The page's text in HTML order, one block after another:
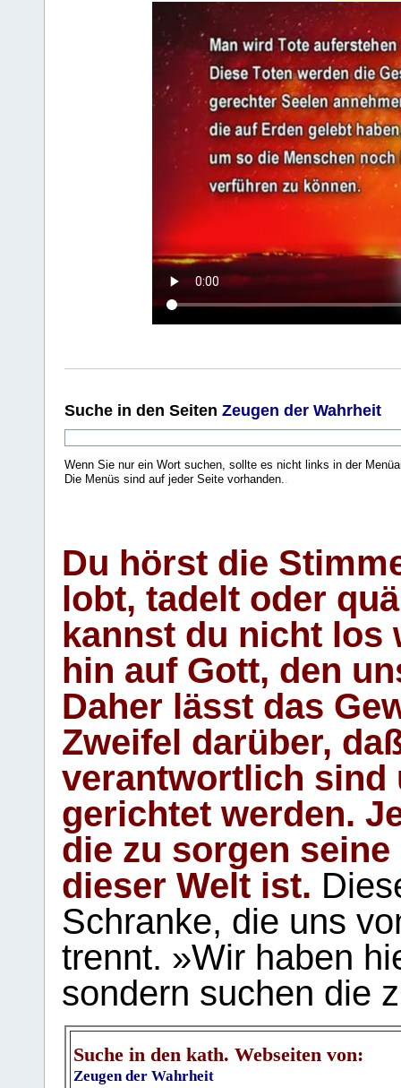
Suche in den Seiten Zeugen der Wahrheit
Wenn Sie nur ein Wort suchen, sollte es nicht links in der
Die Menüs sind auf jeder Seite vorhanden.
Du hörst die
lobt, tadelt oder
kannst du nicht los
hin auf Gott, den
Daher lässt das
Zweifel darüber,
verantwortlich sind
gerichtet werden.
die zu sorgen
dieser Welt ist.
Schranke, die uns
trennt. »Wir haben
sondern suchen die
Suche in den kath. Webseiten von:
Zeugen der Wahrheit